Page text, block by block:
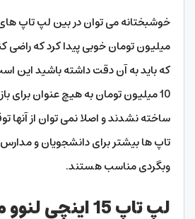
میلیون تومان خوبی پیدا کرد که راضی
که باید به آن دقت داشته باشید این
10 میلیون تومان به هیچ عنوان برای
ساخته نشدند و اصلا نمی توان از
تاپ ها بیشتر برای دانشجویان و
وبگردی مناسب هستند.
لپ تاپ 15 اینچی